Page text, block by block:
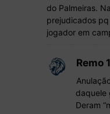
do Palmeiras.
prejudicados
jogador em
Remo
daquele
Deram